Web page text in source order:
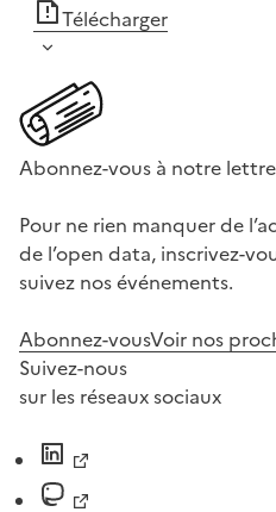
Télécharger
Abonnez-vous à notre
Pour ne rien manquer de
de l’open data, inscrivez-
suivez nos événements.
Abonnez-vousVoir nos
Suivez-nous
sur les réseaux sociaux